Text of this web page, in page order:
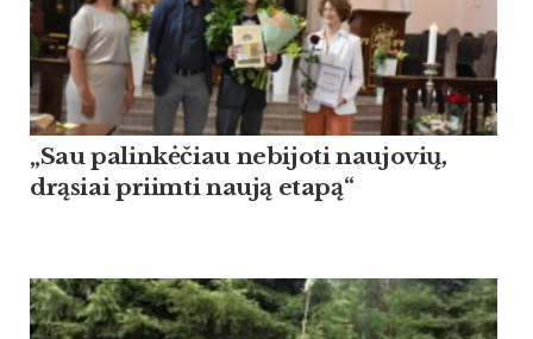
„Sau palinkėčiau nebijoti naujovių,
drąsiai priimti naują etapą“